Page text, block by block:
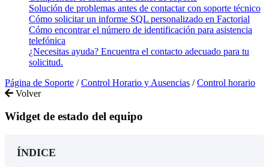
Solución de problemas antes de contactar con soporte técnico
Cómo solicitar un informe SQL personalizado en Factorial
Cómo encontrar el número de identificación para asistencia
telefónica
¿Necesitas ayuda? Encuentra el contacto adecuado para tu
solicitud.
Página de Soporte / Control Horario y Ausencias / Control horario
Volver
Widget de estado del equipo
ÍNDICE